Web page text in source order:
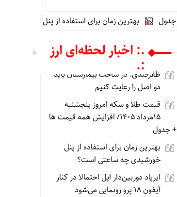
بهترین زمان برای استفاده از پنل خورشیدی چه ساعتی
.: اخبار لحظه‌ای ارز
:.
ظفرقندی: در ساخت بیمارستان باید
دو اصل را رعایت کنیم
قیمت طلا و سکه امروز پنجشنبه
15مرداد 1405/ افزایش همه قیمت ها
+ جدول
بهترین زمان برای استفاده از پنل
خورشیدی چه ساعتی است؟
ایرپاد دوربین‌دار اپل احتمالا در کنار
آیفون ۱۸ پرو رونمایی می‌شود